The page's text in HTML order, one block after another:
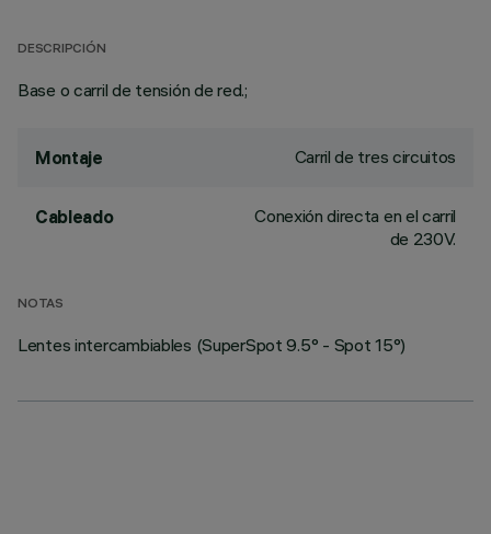
DESCRIPCIÓN
Base o carril de tensión de red.;
Montaje Carril de tres circuitos
Cableado
Conexión directa en el carril
de 230V.
NOTAS
Lentes intercambiables (SuperSpot 9.5° - Spot 15°)